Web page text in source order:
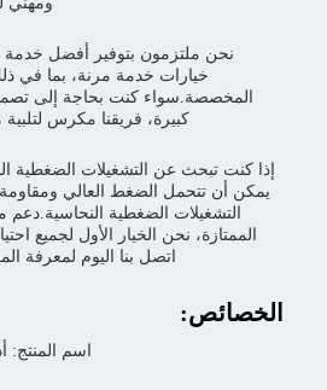
ملتزمون بتوفير أفضل خدمة لعملائنا. لهذا
كنت بحاجة إلى تصميم معين أو
كبيرة، فريقنا مكرس لتلبية متطلباتك
تبحث عن التشغيلات الضغطية النحاسية عالية
تتحمل الضغط العالي ومقاومة التآكل، لا
الضغطية النحاسية.دعم مخصص،
نحن الخيار الأول لجميع احتياجات
اتصل بنا اليوم لمعرفة المزيد عن
اسم المنتج: أدوات الضغط